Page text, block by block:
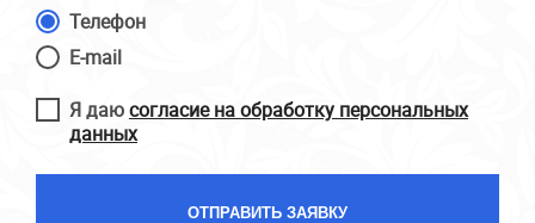
Телефон
E-mail
Я даюсогласие на обработку персональных
данных
ОТПРАВИТЬ ЗАЯВКУ